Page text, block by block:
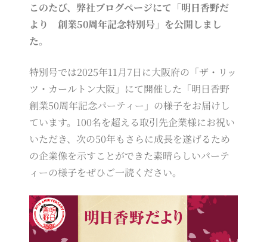
このたび、弊社ブログページにて「明日香野だ
より 創業50周年記念特別号」を公開しまし
た。
特別号では2025年11月7日に大阪府の「ザ・リッ
ツ・カールトン大阪」にて開催した「明日香野
創業50周年記念パーティー」の様子をお届けし
ています。100名を超える取引先企業様にお祝い
いただき、次の50年もさらに成長を遂げるため
の企業像を示すことができた素晴らしいパーテ
ィーの様子をぜひご一読ください。